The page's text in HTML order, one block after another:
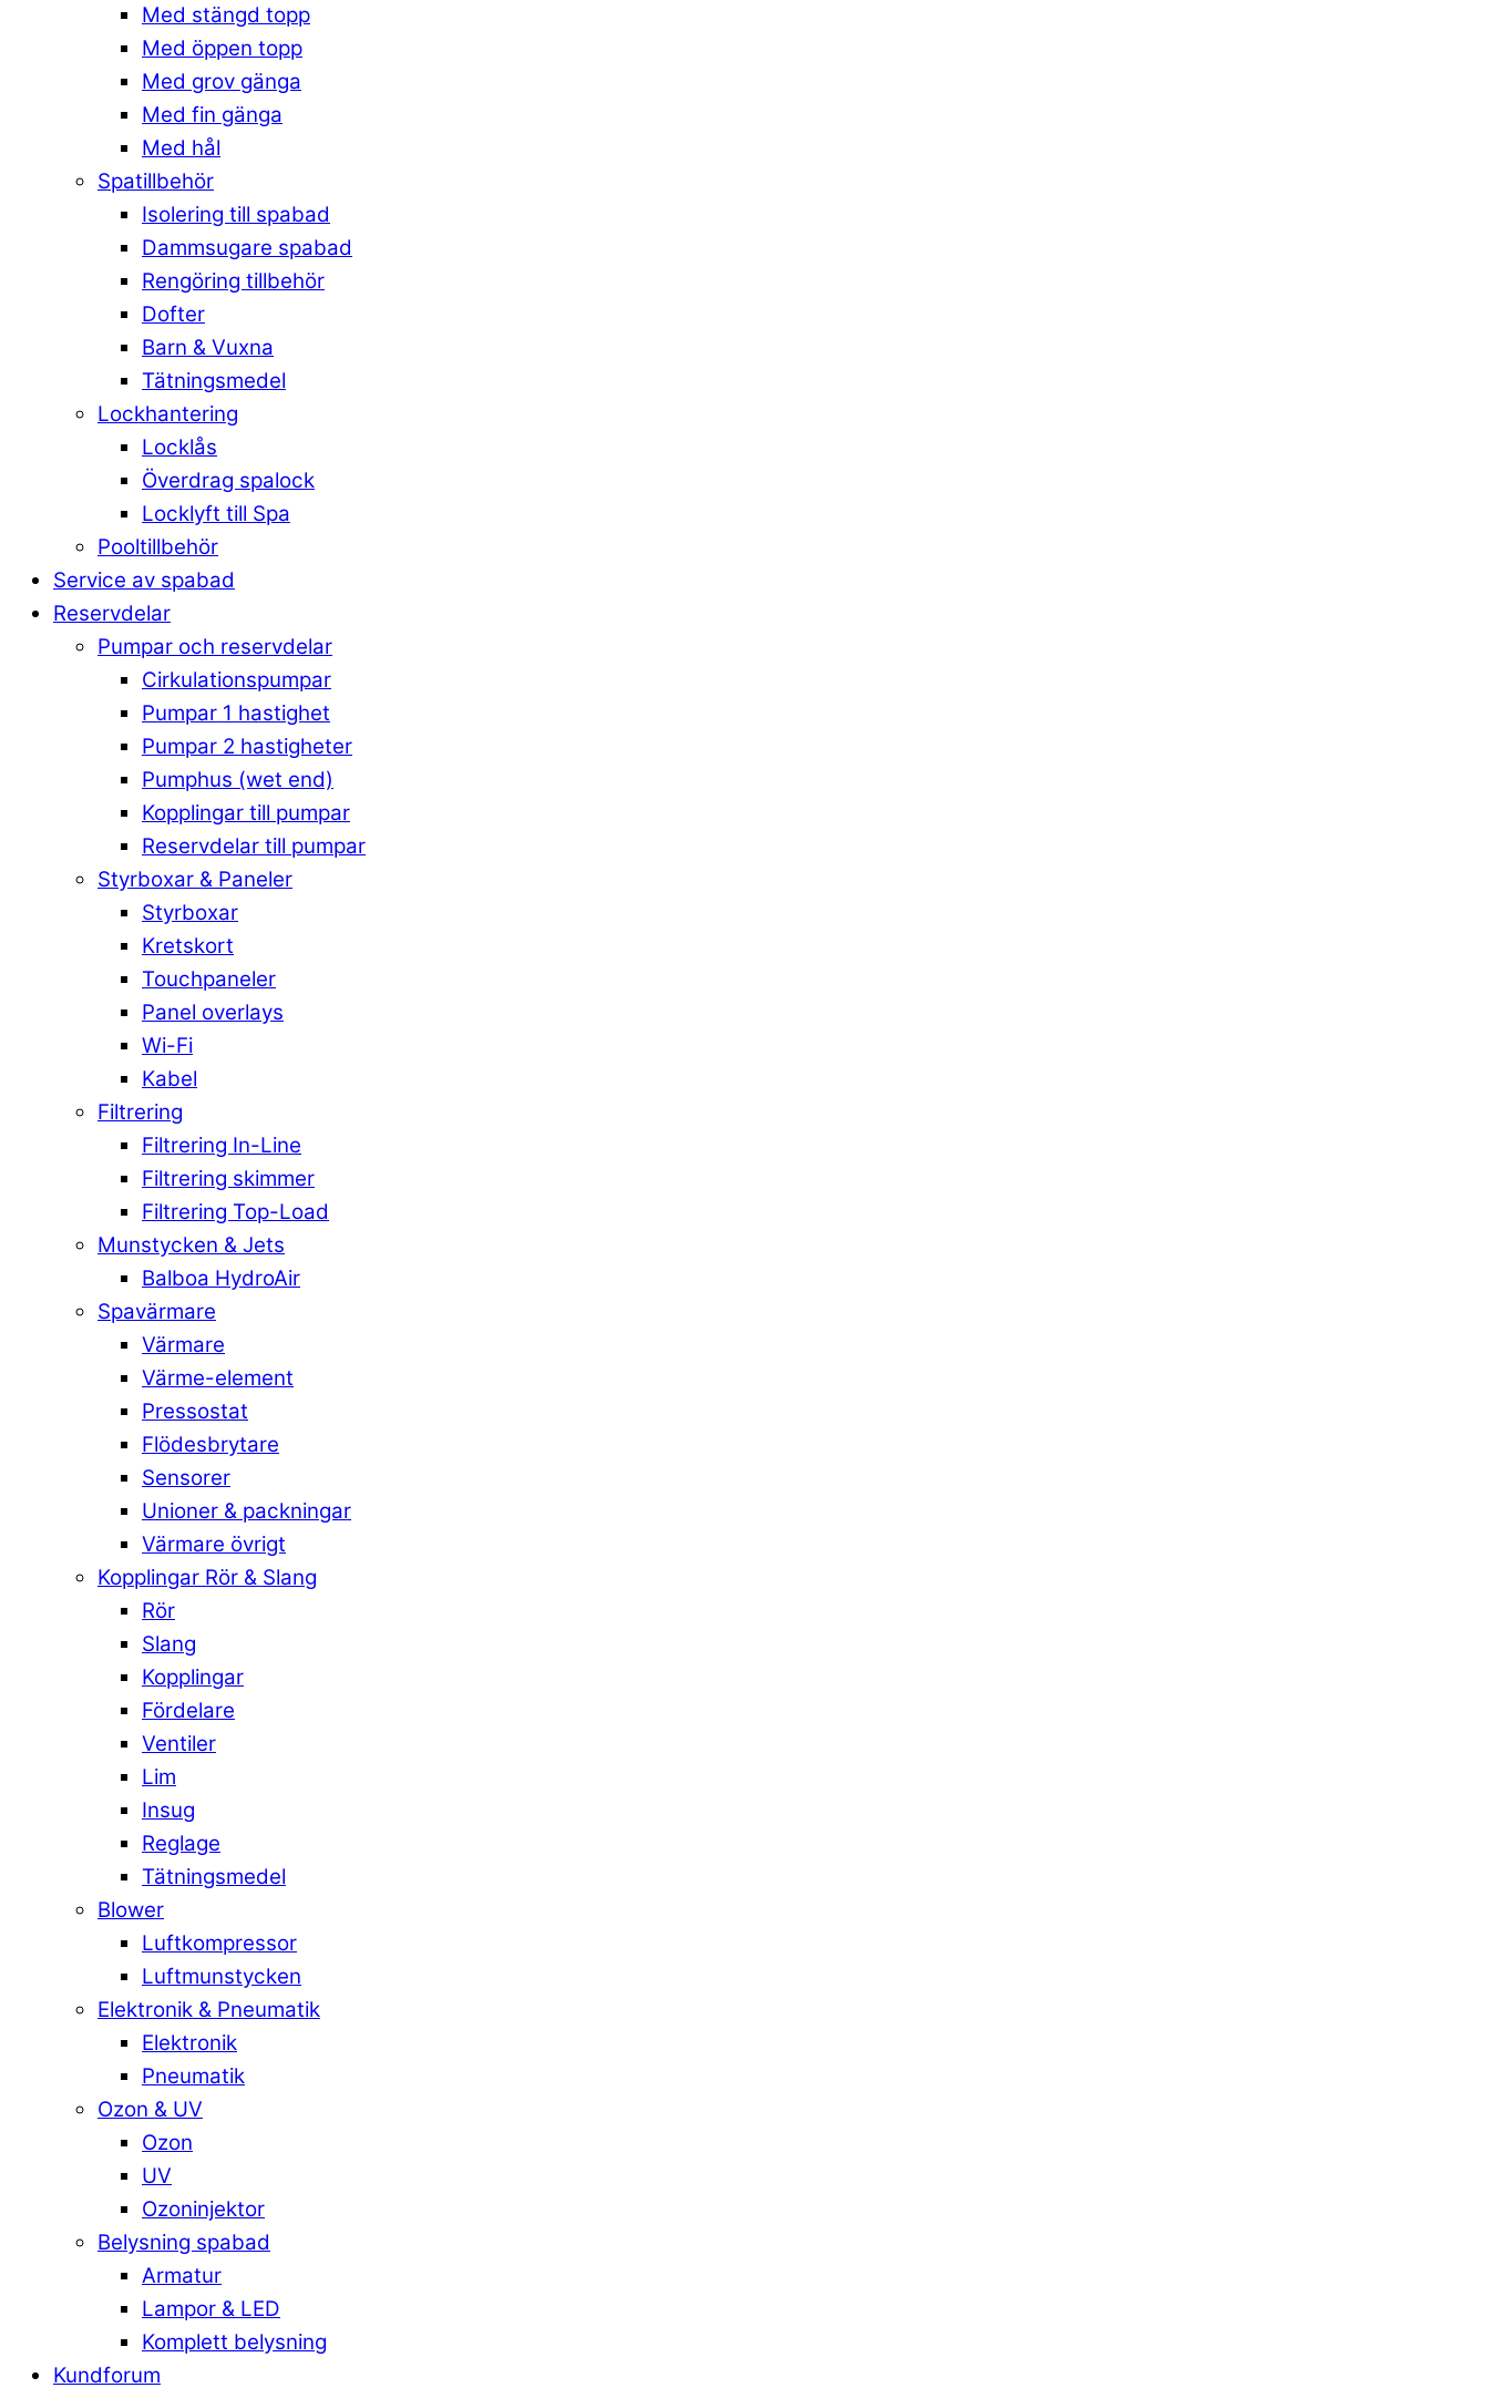
Med stängd topp
Med öppen topp
Med grov gänga
Med fin gänga
Med hål
Spatillbehör
Isolering till spabad
Dammsugare spabad
Rengöring tillbehör
Dofter
Barn & Vuxna
Tätningsmedel
Lockhantering
Locklås
Överdrag spalock
Locklyft till Spa
Pooltillbehör
Service av spabad
Reservdelar
Pumpar och reservdelar
Cirkulationspumpar
Pumpar 1 hastighet
Pumpar 2 hastigheter
Pumphus (wet end)
Kopplingar till pumpar
Reservdelar till pumpar
Styrboxar & Paneler
Styrboxar
Kretskort
Touchpaneler
Panel overlays
Wi-Fi
Kabel
Filtrering
Filtrering In-Line
Filtrering skimmer
Filtrering Top-Load
Munstycken & Jets
Balboa HydroAir
Spavärmare
Värmare
Värme-element
Pressostat
Flödesbrytare
Sensorer
Unioner & packningar
Värmare övrigt
Kopplingar Rör & Slang
Rör
Slang
Kopplingar
Fördelare
Ventiler
Lim
Insug
Reglage
Tätningsmedel
Blower
Luftkompressor
Luftmunstycken
Elektronik & Pneumatik
Elektronik
Pneumatik
Ozon & UV
Ozon
UV
Ozoninjektor
Belysning spabad
Armatur
Lampor & LED
Komplett belysning
Kundforum